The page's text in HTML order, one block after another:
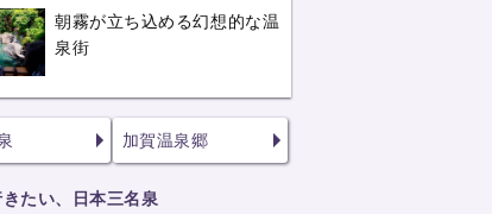
朝霧が立ち込める幻想的な温
泉街
加賀温泉郷
たい、日本三名泉